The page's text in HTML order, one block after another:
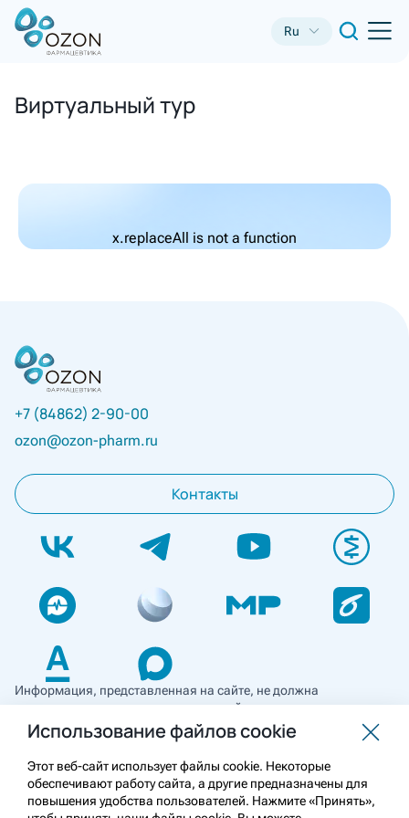
Ru
Виртуальный тур
x.replaceAll is not a function
+7 (84862) 2-90-00
ozon@ozon-pharm.ru
Контакты
Информация, представленная на сайте, не должна
использоваться для самостоятельной диагностики и лечения
и не может служить заменой очной консультации врача. Перед
применением необходимо ознакомиться
с противопоказаниями препарата. Информация
о лекарственных средствах рецептурного отпуска
предназначена для медицинских и фармацевтических
работников.
Использование файлов cookie
Этот веб-сайт использует файлы cookie. Некоторые
обеспечивают работу сайта, а другие предназначены для
повышения удобства пользователей. Нажмите «Принять»,